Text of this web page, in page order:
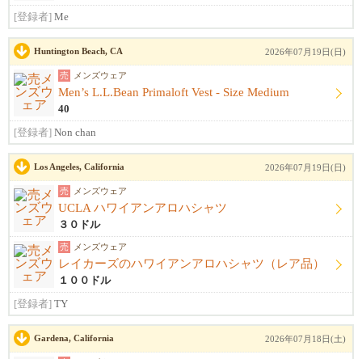
[登録者] Me
Huntington Beach, CA 2026年07月19日(日)
売 メンズウェア
Men’s L.L.Bean Primaloft Vest - Size Medium
40
[登録者] Non chan
Los Angeles, California 2026年07月19日(日)
売 メンズウェア
UCLA ハワイアンアロハシャツ
３０ドル
売 メンズウェア
レイカーズのハワイアンアロハシャツ（レア品）
１００ドル
[登録者] TY
Gardena, California 2026年07月18日(土)